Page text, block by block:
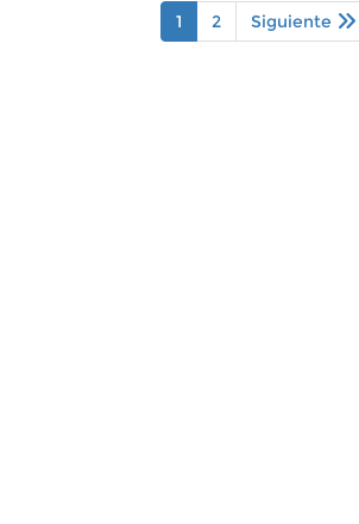
1 2 Siguiente